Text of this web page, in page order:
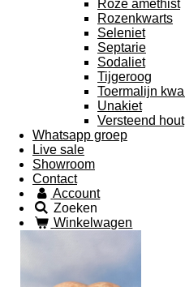
Roze amethist
Rozenkwarts
Seleniet
Septarie
Sodaliet
Tijgeroog
Toermalijn
Unakiet
Versteend hout
Whatsapp groep
Live sale
Showroom
Contact
Account
Zoeken
Winkelwagen